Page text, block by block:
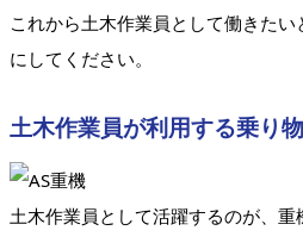
これから土木作業員として働きた
にしてください。
土木作業員が利用する乗り物
土木作業員として活躍するのが、